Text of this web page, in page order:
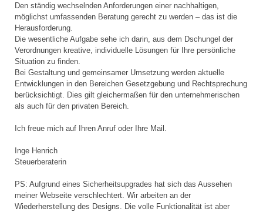
Den ständig wechselnden Anforderungen einer nachhaltigen,
möglichst umfassenden Beratung gerecht zu werden – das ist die
Herausforderung.
Die wesentliche Aufgabe sehe ich darin, aus dem Dschungel der
Verordnungen kreative, individuelle Lösungen für Ihre persönliche
Situation zu finden.
Bei Gestaltung und gemeinsamer Umsetzung werden aktuelle
Entwicklungen in den Bereichen Gesetzgebung und Rechtsprechung
berücksichtigt. Dies gilt gleichermaßen für den unternehmerischen
als auch für den privaten Bereich.
Ich freue mich auf Ihren Anruf oder Ihre Mail.
Inge Henrich
Steuerberaterin
PS: Aufgrund eines Sicherheitsupgrades hat sich das Aussehen
meiner Webseite verschlechtert. Wir arbeiten an der
Wiederherstellung des Designs. Die volle Funktionalität ist aber